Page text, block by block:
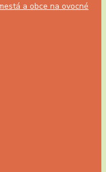
a obce na ovocné